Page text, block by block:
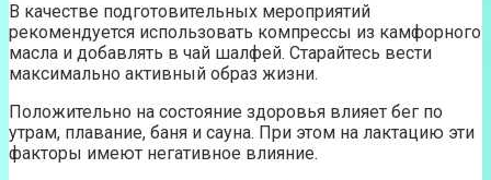
В качестве подготовительных мероприятий
рекомендуется использовать компрессы из камфорного
масла и добавлять в чай шалфей. Старайтесь вести
максимально активный образ жизни.
Положительно на состояние здоровья влияет бег по
утрам, плавание, баня и сауна. При этом на лактацию эти
факторы имеют негативное влияние.